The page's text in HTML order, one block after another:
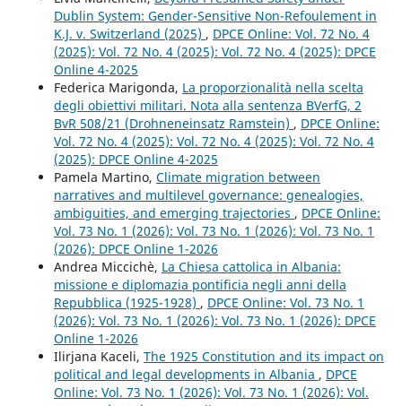
Dublin System: Gender-Sensitive Non-Refoulement in
K.J. v. Switzerland (2025) , DPCE Online: Vol. 72 No. 4
(2025): Vol. 72 No. 4 (2025): Vol. 72 No. 4 (2025): DPCE
Online 4-2025
Federica Marigonda, La proporzionalità nella scelta
degli obiettivi militari. Nota alla sentenza BVerfG, 2
BvR 508/21 (Drohneneinsatz Ramstein) , DPCE Online:
Vol. 72 No. 4 (2025): Vol. 72 No. 4 (2025): Vol. 72 No. 4
(2025): DPCE Online 4-2025
Pamela Martino, Climate migration between
narratives and multilevel governance: genealogies,
ambiguities, and emerging trajectories , DPCE Online:
Vol. 73 No. 1 (2026): Vol. 73 No. 1 (2026): Vol. 73 No. 1
(2026): DPCE Online 1-2026
Andrea Miccichè, La Chiesa cattolica in Albania:
missione e diplomazia pontificia negli anni della
Repubblica (1925-1928) , DPCE Online: Vol. 73 No. 1
(2026): Vol. 73 No. 1 (2026): Vol. 73 No. 1 (2026): DPCE
Online 1-2026
Ilirjana Kaceli, The 1925 Constitution and its impact on
political and legal developments in Albania , DPCE
Online: Vol. 73 No. 1 (2026): Vol. 73 No. 1 (2026): Vol.